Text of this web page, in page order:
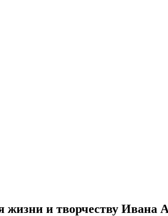
жизни и творчеству Ивана